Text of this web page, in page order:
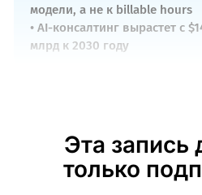
модели, а не к billable hours
• AI-консалтинг вырастет с
млрд к 2030 году
Эта запись
только